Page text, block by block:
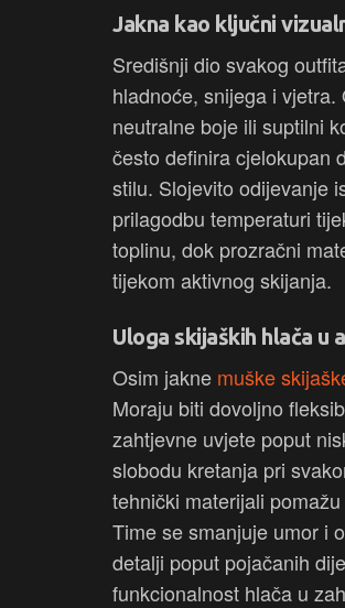
Jakna kao ključni
Središnji dio svakog
hladnoće, snijega i
neutralne boje ili suptilni
često definira cjelokupan
stilu. Slojevito odijevanje
prilagodbu temperaturi
toplinu, dok prozračni
tijekom aktivnog skijanja.
Uloga skijaških hlača u
Osim jakne muške
Moraju biti dovoljno
zahtjevne uvjete poput
slobodu kretanja pri
tehnički materijali
Time se smanjuje umor i
detalji poput pojačanih
funkcionalnost hlača u